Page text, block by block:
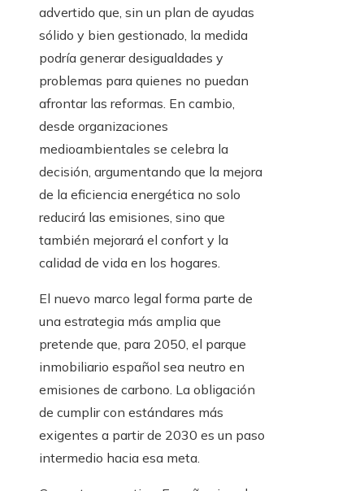
advertido que, sin un plan de ayudas
sólido y bien gestionado, la medida
podría generar desigualdades y
problemas para quienes no puedan
afrontar las reformas. En cambio,
desde organizaciones
medioambientales se celebra la
decisión, argumentando que la mejora
de la eficiencia energética no solo
reducirá las emisiones, sino que
también mejorará el confort y la
calidad de vida en los hogares.
El nuevo marco legal forma parte de
una estrategia más amplia que
pretende que, para 2050, el parque
inmobiliario español sea neutro en
emisiones de carbono. La obligación
de cumplir con estándares más
exigentes a partir de 2030 es un paso
intermedio hacia esa meta.